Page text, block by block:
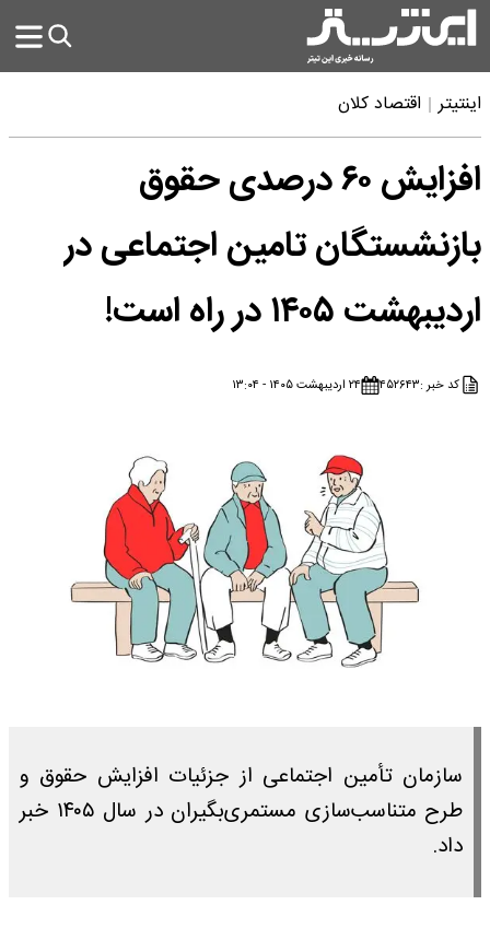
اینتیتر اقتصاد کلان
افزایش ۶۰ درصدی حقوق
بازنشستگان تامین اجتماعی در
اردیبهشت ۱۴۰۵ در راه است!
کد خبر :۴۵۲۶۴۳ ۲۴ اردیبهشت ۱۴۰۵ - ۱۳:۰۴
سازمان تأمین اجتماعی از جزئیات افزایش حقوق و
طرح متناسب‌سازی مستمری‌بگیران در سال ۱۴۰۵ خبر
داد.